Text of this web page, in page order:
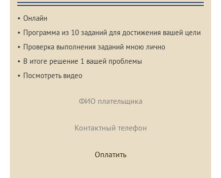
Онлайн
Программа из 10 заданий для достижения вашей цели
Проверка выполнения заданий мною лично
В итоге решение 1 вашей проблемы
Посмотреть видео